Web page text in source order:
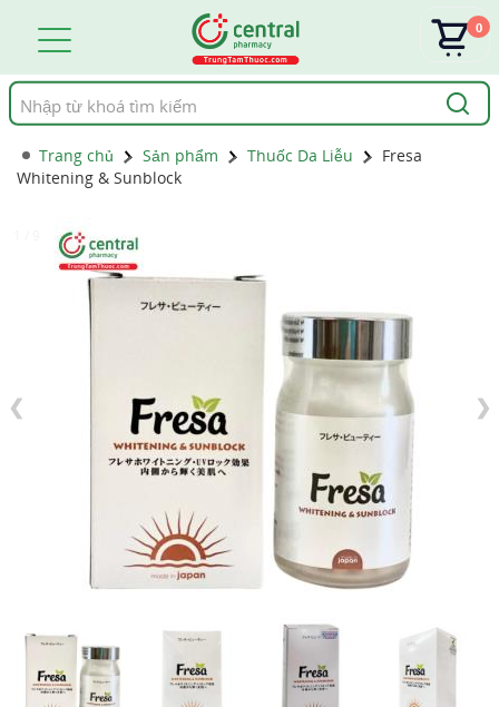
Tìm
kiếm
0
Trang chủ Sản phẩm Thuốc Da Liễu
Fresa
Whitening & Sunblock
❮ ❯